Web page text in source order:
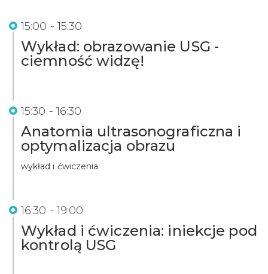
15:00 - 15:30
Wykład: obrazowanie USG -
ciemność widzę!
15:30 - 16:30
Anatomia ultrasonograficzna i
optymalizacja obrazu
wykład i ćwiczenia
16:30 - 19:00
Wykład i ćwiczenia: iniekcje pod
kontrolą USG